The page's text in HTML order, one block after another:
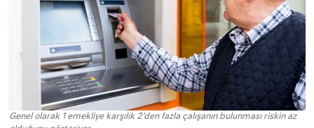
Genel olarak 1 emekliye karşılık 2'den fazla çalışanın bulunması riskin az